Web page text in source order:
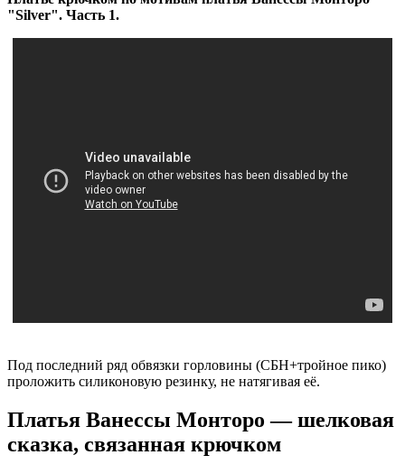
"Silver". Часть 1.
Под последний ряд обвязки горловины (СБН+тройное пико)
проложить силиконовую резинку, не натягивая её.
Платья Ванессы Монторо — шелковая
сказка, связанная крючком